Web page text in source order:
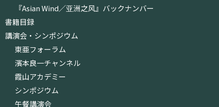
『Asian Wind／亚洲之风』バックナンバー
書籍目録
講演会・シンポジウム
東亜フォーラム
濱本良一チャンネル
霞山アカデミー
シンポジウム
午餐講演会